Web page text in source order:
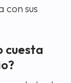
sus
cuesta